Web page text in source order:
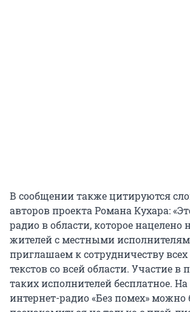
В сообщении также цитируются
авторов проекта Романа Кухара:
радио в области, которое нацелено
жителей с местными
приглашаем к сотрудничеству всех
текстов со всей области. Участие в
таких исполнителей бесплатное. На
интернет-радио «Без помех» можно